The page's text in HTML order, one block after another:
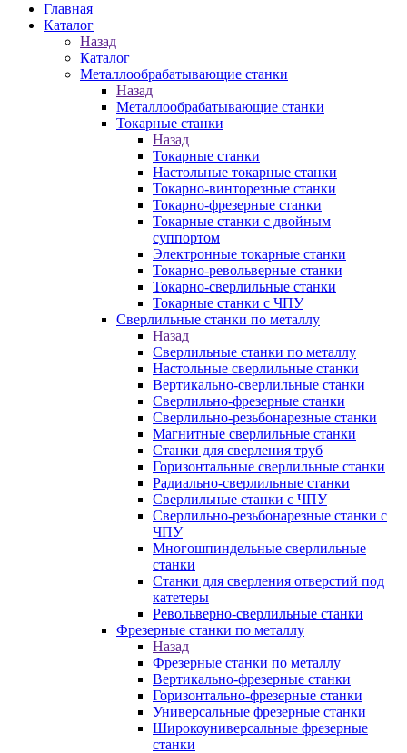
Главная
Каталог
Назад
Каталог
Металлообрабатывающие станки
Назад
Металлообрабатывающие станки
Токарные станки
Назад
Токарные станки
Настольные токарные станки
Токарно-винторезные станки
Токарно-фрезерные станки
Токарные станки с двойным
суппортом
Электронные токарные станки
Токарно-револьверные станки
Токарно-сверлильные станки
Токарные станки с ЧПУ
Сверлильные станки по металлу
Назад
Сверлильные станки по металлу
Настольные сверлильные станки
Вертикально-сверлильные станки
Сверлильно-фрезерные станки
Сверлильно-резьбонарезные станки
Магнитные сверлильные станки
Станки для сверления труб
Горизонтальные сверлильные станки
Радиально-сверлильные станки
Сверлильные станки с ЧПУ
Сверлильно-резьбонарезные станки с
ЧПУ
Многошпиндельные сверлильные
станки
Станки для сверления отверстий под
катетеры
Револьверно-сверлильные станки
Фрезерные станки по металлу
Назад
Фрезерные станки по металлу
Вертикально-фрезерные станки
Горизонтально-фрезерные станки
Универсальные фрезерные станки
Широкоуниверсальные фрезерные
станки